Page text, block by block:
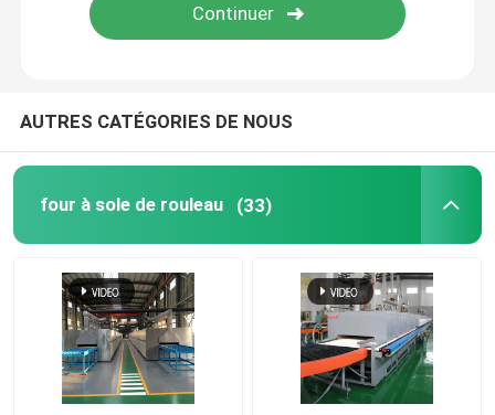
four de chariot
four à foyer de rouleau
Meubles de four
AUTRES CATÉGORIES DE NOUS
four à sole de rouleau (33)